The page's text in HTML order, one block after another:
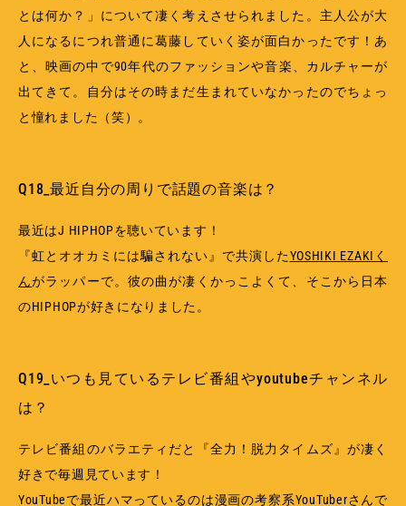
とは何か？」について凄く考えさせられました。主人公が大
人になるにつれ普通に葛藤していく姿が面白かったです！あ
と、映画の中で90年代のファッションや音楽、カルチャーが
出てきて。自分はその時まだ生まれていなかったのでちょっ
と憧れました（笑）。
Q18_最近自分の周りで話題の音楽は？
最近はJ HIPHOPを聴いています！
『虹とオオカミには騙されない』で共演したYOSHIKI EZAKIく
んがラッパーで。彼の曲が凄くかっこよくて、そこから日本
のHIPHOPが好きになりました。
Q19_いつも見ているテレビ番組やyoutubeチャンネル
は？
テレビ番組のバラエティだと『全力！脱力タイムズ』が凄く
好きで毎週見ています！
YouTubeで最近ハマっているのは漫画の考察系YouTuberさんで